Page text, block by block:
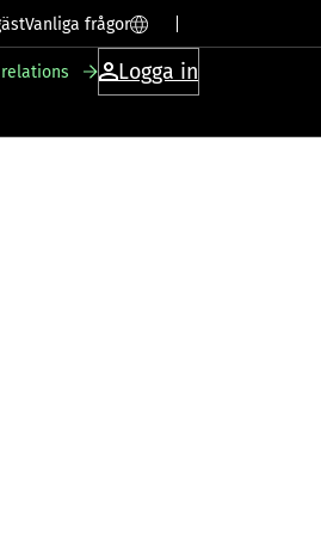
Vanliga frågor SV
Logga in